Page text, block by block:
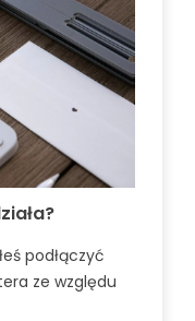
podłączyć
ze względu